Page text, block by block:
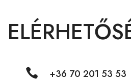
 +36 70 201 53 53